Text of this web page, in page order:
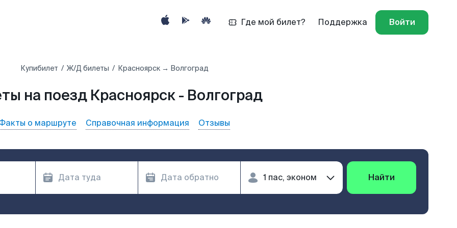
Где мой билет? Поддержка Войти
Купибилет Ж/Д билеты Красноярск → Волгоград
на поезд Красноярск - Волгоград
о маршруте Справочная информация Отзывы
Найти